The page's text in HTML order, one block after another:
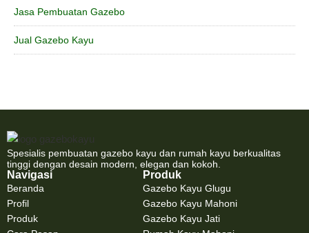
Jasa Pembuatan Gazebo
Jual Gazebo Kayu
Spesialis pembuatan gazebo kayu dan rumah kayu berkualitas
tinggi dengan desain modern, elegan dan kokoh.
Navigasi
Beranda
Profil
Produk
Produk
Gazebo Kayu Glugu
Gazebo Kayu Mahoni
Gazebo Kayu Jati